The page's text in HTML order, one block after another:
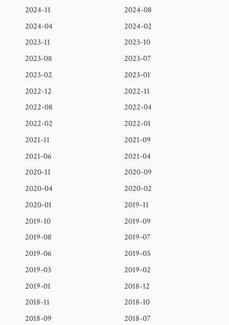
2024-11
2024-08
2024-04
2024-02
2023-11
2023-10
2023-08
2023-07
2023-02
2023-01
2022-12
2022-11
2022-08
2022-04
2022-02
2022-01
2021-11
2021-09
2021-06
2021-04
2020-11
2020-09
2020-04
2020-02
2020-01
2019-11
2019-10
2019-09
2019-08
2019-07
2019-06
2019-05
2019-03
2019-02
2019-01
2018-12
2018-11
2018-10
2018-09
2018-07